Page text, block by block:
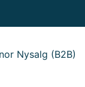
Nysalg (B2B)